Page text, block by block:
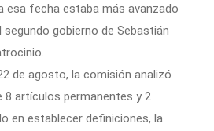
esa fecha estaba más avanzado
gobierno de Sebastián
de agosto, la comisión analizó
8 artículos permanentes y 2
en establecer definiciones, la